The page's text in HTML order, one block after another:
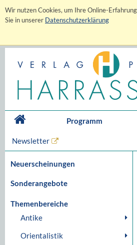
Wir nutzen Cookies, um Ihre Online-
Sie in unserer Datenschutzerklärung
Programm
Newsletter
Neuerscheinungen
Sonderangebote
Themenbereiche
Antike
Orientalistik